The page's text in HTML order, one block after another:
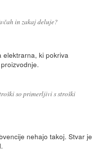
in zakaj deluje?
elektrarna, ki pokriva
so primerljivi s stroški
nehajo takoj. Stvar je